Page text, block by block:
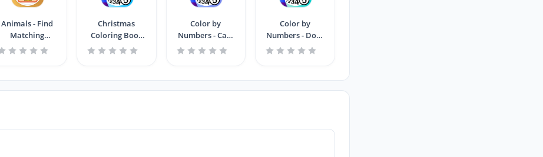
Animals - Find
Matching
Images
Christmas
Coloring Book
for Kids +
Color by
Numbers - Cars
+
Color by
Numbers - Dogs
+